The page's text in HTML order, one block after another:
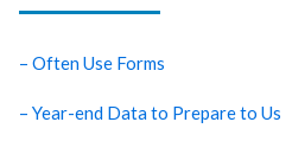
– Often Use Forms
– Year-end Data to Prepare to Us